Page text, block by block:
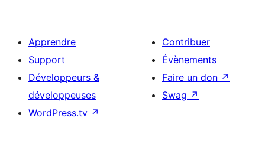
Apprendre
Support
Développeurs &
développeuses
WordPress.tv ↗
Contribuer
Évènements
Faire un don ↗
Swag ↗